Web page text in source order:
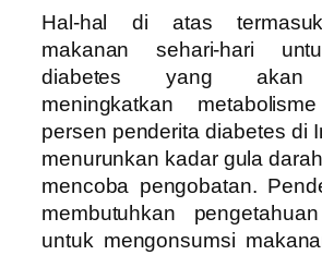
Hal-hal di atas
makanan sehari-hari
diabetes yang akan
meningkatkan
persen penderita diabetes di
menurunkan kadar gula
mencoba pengobatan.
membutuhkan
untuk mengonsumsi